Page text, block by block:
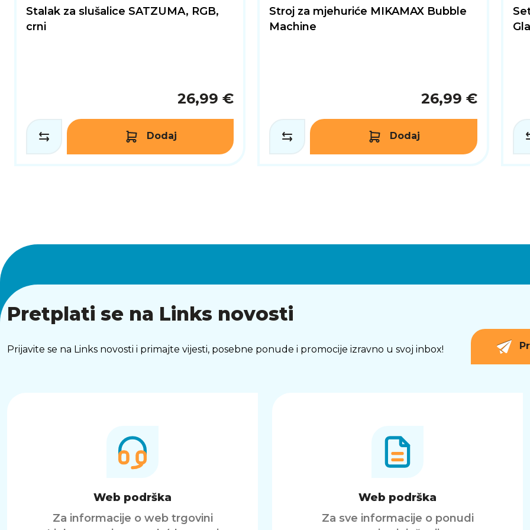
Stalak za slušalice SATZUMA, RGB,
crni
26,99 €
Dodaj
Stroj za mjehuriće MIKAMAX Bubble
Machine
26,99 €
Dodaj
Pretplati se na Links novosti
Prijavite se na Links novosti i primajte vijesti, posebne ponude i promocije izravno u svoj inbox!
Web podrška
Za informacije o web trgovini
Web podrška
Za sve informacije o ponudi